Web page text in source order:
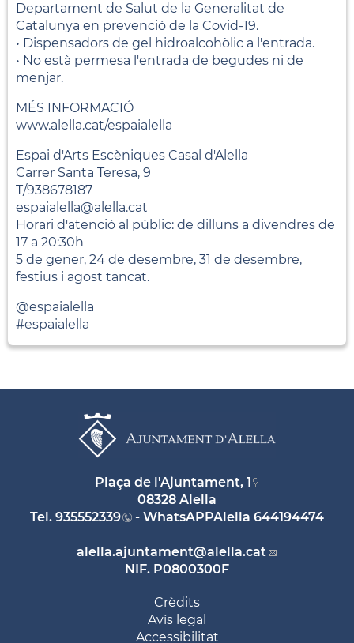
Departament de Salut de la Generalitat de
Catalunya en prevenció de la Covid-19.
• Dispensadors de gel hidroalcohòlic a l'entrada.
• No està permesa l'entrada de begudes ni de
menjar.
MÉS INFORMACIÓ
www.alella.cat/espaialella
Espai d'Arts Escèniques Casal d'Alella
Carrer Santa Teresa, 9
T/938678187
espaialella@alella.cat
Horari d'atenció al públic: de dilluns a divendres de
17 a 20:30h
5 de gener, 24 de desembre, 31 de desembre,
festius i agost tancat.
@espaialella
#espaialella
Plaça de l'Ajuntament, 1
08328 Alella
Tel. 935552339 - WhatsAPPAlella 644194474
alella.ajuntament@alella.cat
NIF. P0800300F
Crèdits
Avís legal
Accessibilitat